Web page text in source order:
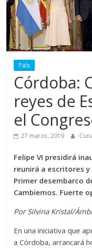
País
Córdoba:
reyes de
el
27 marzo, 2019
Felipe VI presidirá
reunirá a escritores y
Primer desembarco
Cambiemos. Fuerte
Por Silvina Kristal/
En una iniciativa que
a Córdoba, arrancará